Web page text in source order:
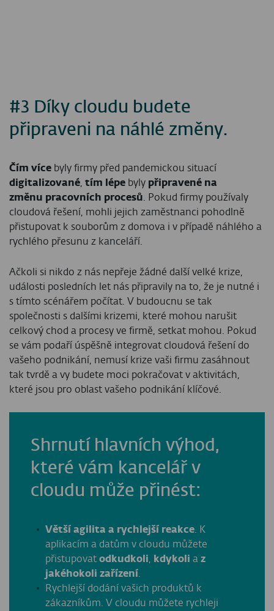
#3 Díky cloudu budete
připraveni na náhlé změny.
Čím více byly firmy před pandemickou situací
digitalizované, tím lépe byly připravené na
změnu pracovních procesů. Pokud firmy používaly
cloudová řešení, mohli jejich zaměstnanci pohodlně
přistupovat k souborům z domova i v případě náhlého a
rychlého přesunu z kanceláří.
Ačkoli si nikdo z nás nepřeje žádné další velké krize,
události posledních let nás připravily na to, že je nutné i
s tímto scénářem počítat. V budoucnu se tak
společnosti s dalšími krizemi, které mohou narušit
celkový chod a procesy ve firmě, setkat mohou. Pokud
se vám podaří úspěšně integrovat cloudová řešení do
vašeho podnikání, nemusí krize vaši firmu zasáhnout
tak tvrdě a vy budete moci pokračovat v aktivitách,
které jsou pro oblast vašeho podnikání klíčové.
Shrnutí hlavních výhod,
které vám kancelář v
cloudu může přinést:
Větší agilita a rychlejší reakce. K
aplikacím a datům v cloudu můžete
přistupovat odkudkoli, kdykoli a z
jakéhokoli zařízení.
Rychlejší dodání vašich produktů k
zákazníkům. V cloudu můžete rychleji